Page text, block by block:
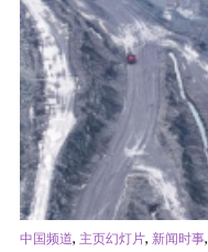
中国频道, 主页幻灯片, 新闻时事,